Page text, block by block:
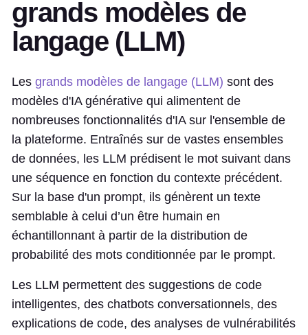
grands modèles de
langage (LLM)
Les grands modèles de langage (LLM) sont des
modèles d'IA générative qui alimentent de
nombreuses fonctionnalités d'IA sur l'ensemble de
la plateforme. Entraînés sur de vastes ensembles
de données, les LLM prédisent le mot suivant dans
une séquence en fonction du contexte précédent.
Sur la base d'un prompt, ils génèrent un texte
semblable à celui d’un être humain en
échantillonnant à partir de la distribution de
probabilité des mots conditionnée par le prompt.
Les LLM permettent des suggestions de code
intelligentes, des chatbots conversationnels, des
explications de code, des analyses de vulnérabilités